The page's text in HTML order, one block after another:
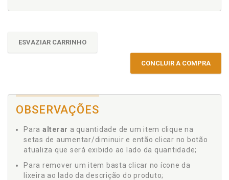
ESVAZIAR CARRINHO
CONCLUIR A COMPRA
OBSERVAÇÕES
Para alterar a quantidade de um item clique na
setas de aumentar/diminuir e então clicar no botão
atualiza que será exibido ao lado da quantidade;
Para remover um item basta clicar no ícone da
lixeira ao lado da descrição do produto;